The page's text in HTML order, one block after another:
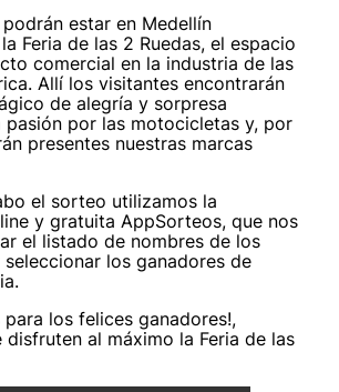
estar en Medellín
Feria de las 2 Ruedas, el espacio
comercial en la industria de las
Allí los visitantes encontrarán
de alegría y sorpresa
pasión por las motocicletas y, por
presentes nuestras marcas
el sorteo utilizamos la
y gratuita AppSorteos, que nos
el listado de nombres de los
los ganadores de
para los felices ganadores!,
disfruten al máximo la Feria de las